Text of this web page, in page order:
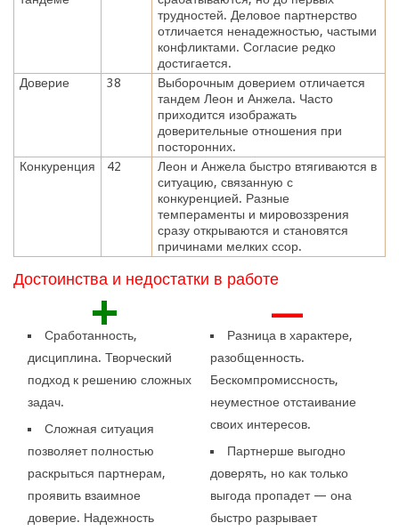
трудностей. Деловое партнерство
отличается ненадежностью, частыми
конфликтами. Согласие редко
достигается.
Доверие
38
Выборочным доверием отличается
тандем Леон и Анжела. Часто
приходится изображать
доверительные отношения при
посторонних.
Конкуренция
42
Леон и Анжела быстро втягиваются в
ситуацию, связанную с
конкуренцией. Разные
темпераменты и мировоззрения
сразу открываются и становятся
причинами мелких ссор.
Достоинства и недостатки в работе
+
Сработанность,
дисциплина. Творческий
подход к решению сложных
задач.
Сложная ситуация
позволяет полностью
раскрыться партнерам,
проявить взаимное
доверие. Надежность
—
Разница в характере,
разобщенность.
Бескомпромиссность,
неуместное отстаивание
своих интересов.
Партнерше выгодно
доверять, но как только
выгода пропадет — она
быстро разрывает